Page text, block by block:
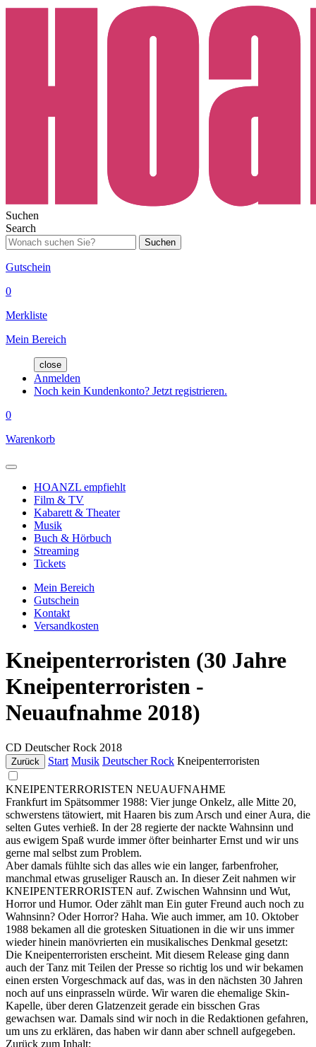
Suchen
Search
Suchen
Gutschein
0
Merkliste
Mein Bereich
close
Anmelden
Noch kein Kundenkonto? Jetzt registrieren.
0
Warenkorb
HOANZL empfiehlt
Film & TV
Kabarett & Theater
Musik
Buch & Hörbuch
Streaming
Tickets
Mein Bereich
Gutschein
Kontakt
Versandkosten
Kneipenterroristen (30 Jahre
Kneipenterroristen -
Neuaufnahme 2018)
CD Deutscher Rock 2018
Zurück Start Musik Deutscher Rock Kneipenterroristen
KNEIPENTERRORISTEN NEUAUFNAHME
Frankfurt im Spätsommer 1988: Vier junge Onkelz, alle Mitte 20,
schwerstens tätowiert, mit Haaren bis zum Arsch und einer Aura, die
selten Gutes verhieß. In der 28 regierte der nackte Wahnsinn und
aus ewigem Spaß wurde immer öfter beinharter Ernst und wir uns
gerne mal selbst zum Problem.
Aber damals fühlte sich das alles wie ein langer, farbenfroher,
manchmal etwas gruseliger Rausch an. In dieser Zeit nahmen wir
KNEIPENTERRORISTEN auf. Zwischen Wahnsinn und Wut,
Horror und Humor. Oder zählt man Ein guter Freund auch noch zu
Wahnsinn? Oder Horror? Haha. Wie auch immer, am 10. Oktober
1988 bekamen all die grotesken Situationen in die wir uns immer
wieder hinein manövrierten ein musikalisches Denkmal gesetzt:
Die Kneipenterroristen erscheint. Mit diesem Release ging dann
auch der Tanz mit Teilen der Presse so richtig los und wir bekamen
einen ersten Vorgeschmack auf das, was in den nächsten 30 Jahren
noch auf uns einprasseln würde. Wir waren die ehemalige Skin-
Kapelle, über deren Glatzenzeit gerade ein bisschen Gras
gewachsen war. Damals sind wir noch in die Redaktionen gefahren,
um uns zu erklären, das haben wir dann aber schnell aufgegeben.
Zurück zum Inhalt: